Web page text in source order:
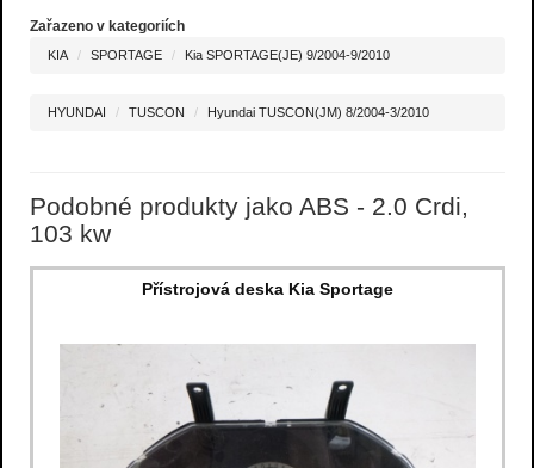
Zařazeno v kategoriích
KIA SPORTAGE Kia SPORTAGE(JE) 9/2004-9/2010
HYUNDAI TUSCON Hyundai TUSCON(JM) 8/2004-3/2010
Podobné produkty jako ABS - 2.0 Crdi,
103 kw
Přístrojová deska Kia Sportage